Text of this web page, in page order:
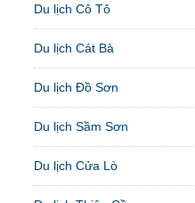
Du lịch Cô Tô
Du lịch Cát Bà
Du lịch Đồ Sơn
Du lịch Sầm Sơn
Du lịch Cửa Lò